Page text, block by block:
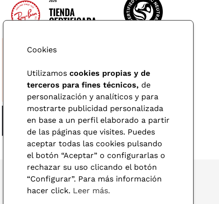
Cookies
Utilizamos cookies propias y de
terceros para fines técnicos, de
personalización y analíticos y para
mostrarte publicidad personalizada
en base a un perfil elaborado a partir
de las páginas que visites. Puedes
aceptar todas las cookies pulsando
el botón “Aceptar” o configurarlas o
rechazar su uso clicando el botón
“Configurar”. Para más información
hacer click. Leer más.